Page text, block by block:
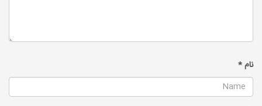
نام*